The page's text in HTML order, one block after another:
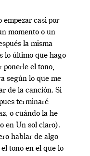
empezar casi por
momento o un
la misma
lo último que hago
ponerle el tono,
según lo que me
de la canción. Si
terminaré
o cuándo la he
en Un sol claro).
hablar de algo
tono en el que lo